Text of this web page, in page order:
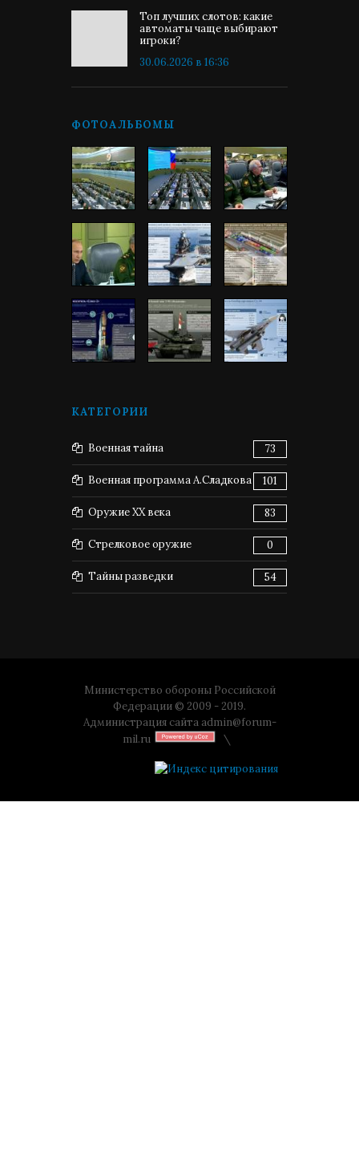
Топ лучших слотов: какие
автоматы чаще выбирают
игроки?
30.06.2026 в 16:36
ФОТОАЛЬБОМЫ
КАТЕГОРИИ
Военная тайна 73
Военная программа А.Сладкова 101
Оружие XX века 83
Стрелковое оружие 0
Тайны разведки 54
Министерство обороны Российской
Федерации © 2009 - 2019.
Администрация сайта admin@forum-
mil.ru